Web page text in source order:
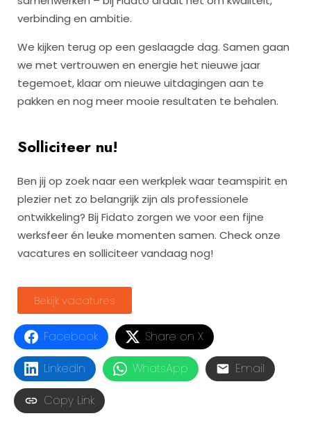
verbinding en ambitie.
We kijken terug op een geslaagde dag. Samen gaan
we met vertrouwen en energie het nieuwe jaar
tegemoet, klaar om nieuwe uitdagingen aan te
pakken en nog meer mooie resultaten te behalen.
Solliciteer nu!
Ben jij op zoek naar een werkplek waar teamspirit en
plezier net zo belangrijk zijn als professionele
ontwikkeling? Bij Fidato zorgen we voor een fijne
werksfeer én leuke momenten samen. Check onze
vacatures en solliciteer vandaag nog!
Bekijk vacatures
Facebook
Share on X
LinkedIn
WhatsApp
Email
Copy Link